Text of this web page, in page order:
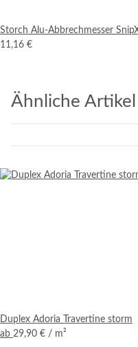
Storch Alu-Abbrechmesser
11,16 €
Ähnliche Artikel
Duplex Adoria Travertine storm
ab 29,90 € / m²